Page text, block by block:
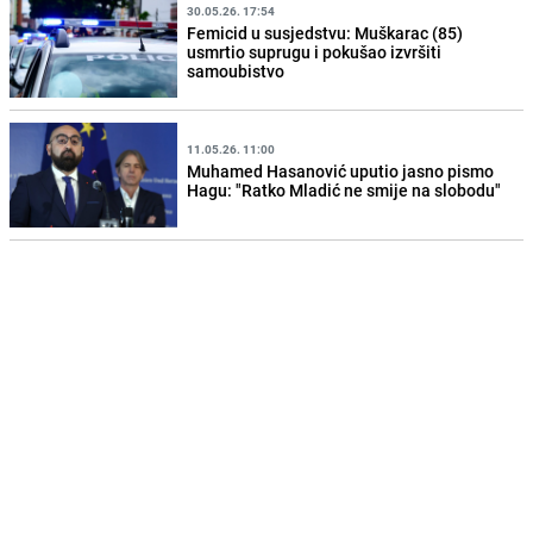
30.05.26. 17:54
Femicid u susjedstvu: Muškarac (85)
usmrtio suprugu i pokušao izvršiti
samoubistvo
11.05.26. 11:00
Muhamed Hasanović uputio jasno pismo
Hagu: "Ratko Mladić ne smije na slobodu"